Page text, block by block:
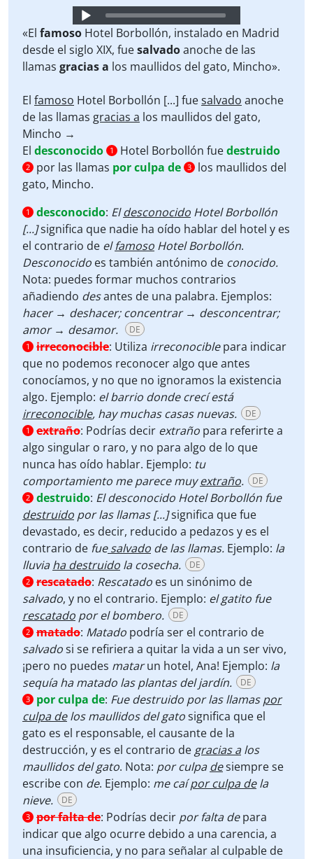
Audio
Player
«El famoso Hotel Borbollón, instalado en Madrid
desde el siglo XIX, fuesalvadoanoche de las
llamas gracias a los maullidos del gato, Mincho».
El famoso Hotel Borbollón [...] fuesalvado anoche
de las llamas gracias a los maullidos del gato,
Mincho →
El desconocido 1 Hotel Borbollón fuedestruido
2 por las llamas por culpa de 3
los maullidos del
gato, Mincho.
1 desconocido: Eldesconocido Hotel Borbollón
[...]significa que nadie ha oído hablar del hotel y es
el contrario de elfamoso Hotel Borbollón.
Desconocido es también antónimo de conocido.
Nota: puedes formar muchos contrarios
añadiendo desantes de una palabra. Ejemplos:
hacer → deshacer; concentrar → desconcentrar;
amor → desamor. DE
1 irreconocible: Utiliza irreconociblepara indicar
que no podemos reconocer algo que antes
conocíamos, y no que no ignoramos la existencia
algo. Ejemplo: el barrio donde crecí está
irreconocible, hay muchas casas nuevas. DE
1 extraño: Podrías decir extraño para referirte a
algo singular o raro, y no para algo de lo que
nunca has oído hablar. Ejemplo: tu
comportamiento me parece muyextraño. DE
2 destruido: El desconocido Hotel Borbollón fue
destruido por las llamas [...]significa que fue
devastado, es decir, reducido a pedazos y es el
contrario de fuesalvado de las llamas. Ejemplo: la
lluviaha destruido la cosecha. DE
2 rescatado: Rescatado es un sinónimo de
salvado, y no el contrario. Ejemplo: el gatito fue
rescatado por el bombero. DE
2 matado: Matado podría ser el contrario de
salvadosi se refiriera a quitar la vida a un ser vivo,
¡pero no puedes matarun hotel, Ana! Ejemplo: la
sequía ha matado las plantas del jardín.
DE
3 por culpa de: Fue destruido por las llamaspor
culpa delos maullidos del gatosignifica que el
gato es el responsable, el causante de la
destrucción, y es el contrario de gracias alos
maullidos del gato. Nota: por culpadesiempre se
escribe con de. Ejemplo: me caípor culpa dela
nieve.
DE
3 por falta de: Podrías decir por falta depara
indicar que algo ocurre debido a una carencia, a
una insuficiencia, y no para señalar al culpable de